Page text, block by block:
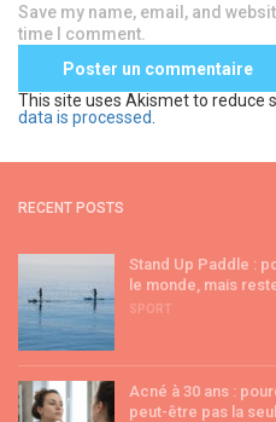
Save my name, email, and
time I comment.
This site uses Akismet to reduce
data is processed
RECENT POSTS
Stand Up Paddle :
le monde, mais
SPORT
Acné à 30 ans :
peut-être pas la